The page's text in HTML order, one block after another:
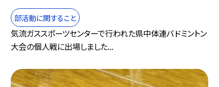
部活動に関すること
気流ガススポーツセンターで行われた県中体連バドミントン
大会の個人戦に出場しました...